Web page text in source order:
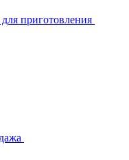
приготовления